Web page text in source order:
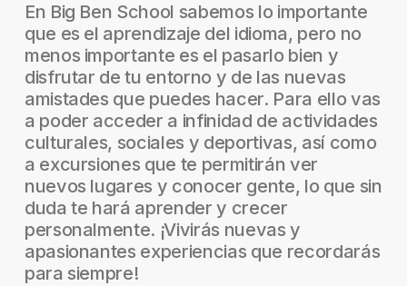
En Big Ben School sabemos lo importante
que es el aprendizaje del idioma, pero no
menos importante es el pasarlo bien y
disfrutar de tu entorno y de las nuevas
amistades que puedes hacer. Para ello vas
a poder acceder a infinidad de actividades
culturales, sociales y deportivas, así como
a excursiones que te permitirán ver
nuevos lugares y conocer gente, lo que sin
duda te hará aprender y crecer
personalmente. ¡Vivirás nuevas y
apasionantes experiencias que recordarás
para siempre!